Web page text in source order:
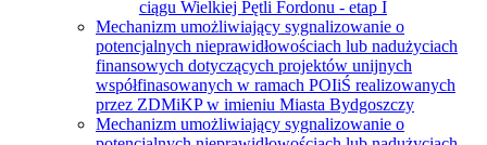
ciągu Wielkiej Pętli Fordonu - etap I
Mechanizm umożliwiający sygnalizowanie o
potencjalnych nieprawidłowościach lub nadużyciach
finansowych dotyczących projektów unijnych
współfinasowanych w ramach POIiŚ realizowanych
przez ZDMiKP w imieniu Miasta Bydgoszczy
Mechanizm umożliwiający sygnalizowanie o